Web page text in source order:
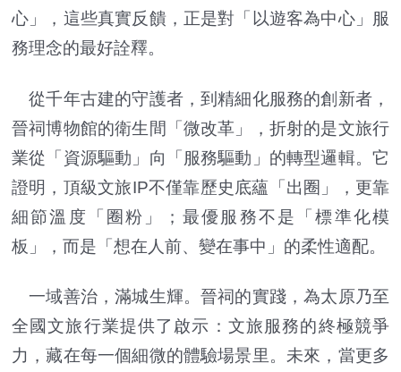
心」，這些真實反饋，正是對「以遊客為中心」服
務理念的最好詮釋。
從千年古建的守護者，到精細化服務的創新者，
晉祠博物館的衛生間「微改革」，折射的是文旅行
業從「資源驅動」向「服務驅動」的轉型邏輯。它
證明，頂級文旅IP不僅靠歷史底蘊「出圈」，更靠
細節溫度「圈粉」；最優服務不是「標準化模
板」，而是「想在人前、變在事中」的柔性適配。
一域善治，滿城生輝。晉祠的實踐，為太原乃至
全國文旅行業提供了啟示：文旅服務的終極競爭
力，藏在每一個細微的體驗場景里。未來，當更多